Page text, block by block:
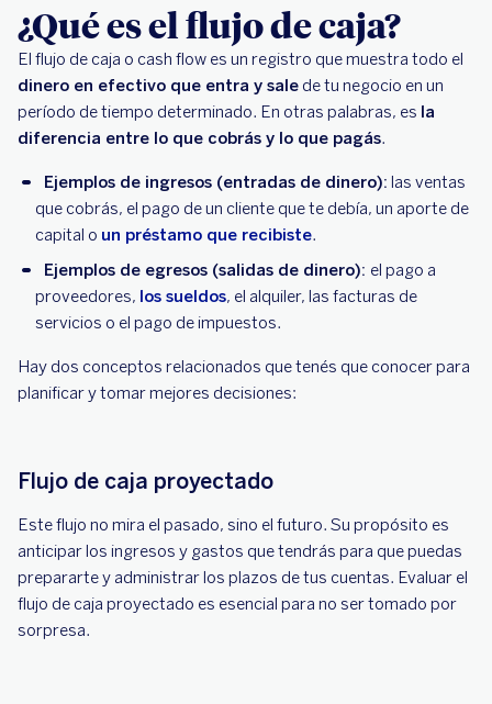
Los 3 tipos de flujo de caja
¿Para qué sirve el flujo de caja? El mapa de tu
salud financiera
Cómo hacer un flujo de caja en 5 pasos
¿Qué información debe tener tu planilla de
flujo de caja?
Cómo interpretar y mejorar los resultados
¿Qué es el flujo de caja?
El flujo de caja o cash flow es un registro que muestra todo el
dinero en efectivo que entra y sale de tu negocio en un
período de tiempo determinado. En otras palabras, es la
diferencia entre lo que cobrás y lo que pagás.
Ejemplos de ingresos (entradas de dinero): las ventas
que cobrás, el pago de un cliente que te debía, un aporte de
capital o un préstamo que recibiste.
Ejemplos de egresos (salidas de dinero): el pago a
proveedores, los sueldos, el alquiler, las facturas de
servicios o el pago de impuestos.
Hay dos conceptos relacionados que tenés que conocer para
planificar y tomar mejores decisiones:
Flujo de caja proyectado
Este flujo no mira el pasado, sino el futuro. Su propósito es
anticipar los ingresos y gastos que tendrás para que puedas
prepararte y administrar los plazos de tus cuentas. Evaluar el
flujo de caja proyectado es esencial para no ser tomado por
sorpresa.